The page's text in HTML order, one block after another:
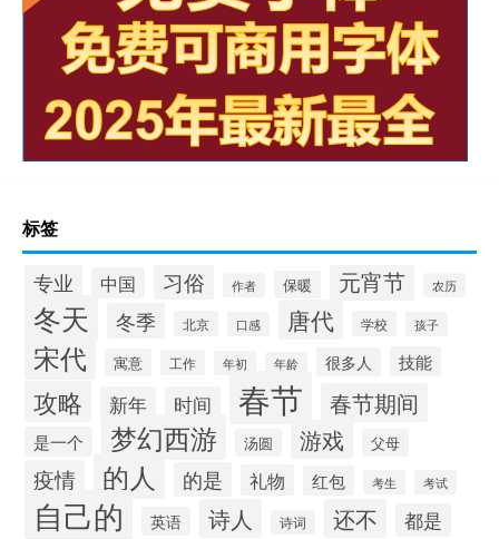
标签
专业 中国 习俗 作者 保暖 元宵节 农历
冬天 冬季 北京 口感 唐代 学校 孩子
宋代 寓意 工作 年初 年龄 很多人 技能
攻略 新年 时间 春节 春节期间
是一个 梦幻西游 汤圆 游戏 父母
疫情 的人 的是 礼物 红包 考生 考试
自己的 英语 诗人 诗词 还不 都是